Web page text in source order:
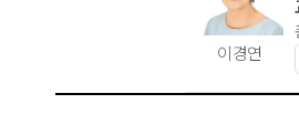
이경연